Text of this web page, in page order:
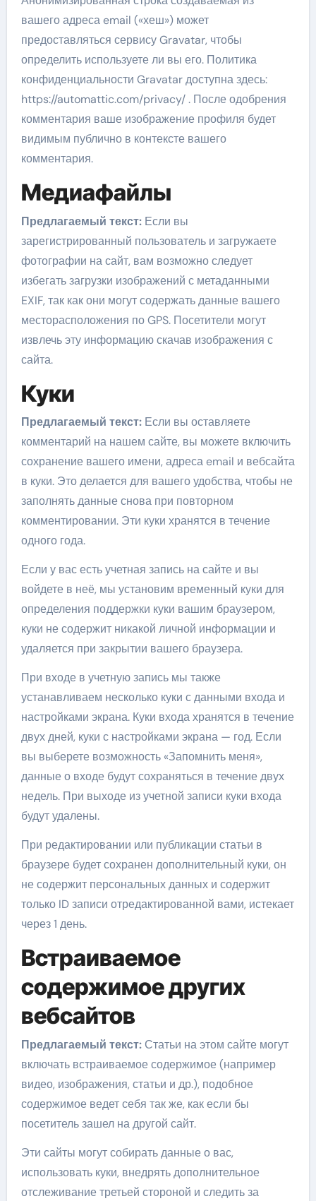
вашего адреса email («хеш») может
предоставляться сервису Gravatar, чтобы
определить используете ли вы его. Политика
конфиденциальности Gravatar доступна здесь:
https://automattic.com/privacy/ . После одобрения
комментария ваше изображение профиля будет
видимым публично в контексте вашего
комментария.
Медиафайлы
Предлагаемый текст: Если вы
зарегистрированный пользователь и загружаете
фотографии на сайт, вам возможно следует
избегать загрузки изображений с метаданными
EXIF, так как они могут содержать данные вашего
месторасположения по GPS. Посетители могут
извлечь эту информацию скачав изображения с
сайта.
Куки
Предлагаемый текст: Если вы оставляете
комментарий на нашем сайте, вы можете включить
сохранение вашего имени, адреса email и вебсайта
в куки. Это делается для вашего удобства, чтобы не
заполнять данные снова при повторном
комментировании. Эти куки хранятся в течение
одного года.
Если у вас есть учетная запись на сайте и вы
войдете в неё, мы установим временный куки для
определения поддержки куки вашим браузером,
куки не содержит никакой личной информации и
удаляется при закрытии вашего браузера.
При входе в учетную запись мы также
устанавливаем несколько куки с данными входа и
настройками экрана. Куки входа хранятся в течение
двух дней, куки с настройками экрана — год. Если
вы выберете возможность «Запомнить меня»,
данные о входе будут сохраняться в течение двух
недель. При выходе из учетной записи куки входа
будут удалены.
При редактировании или публикации статьи в
браузере будет сохранен дополнительный куки, он
не содержит персональных данных и содержит
только ID записи отредактированной вами, истекает
через 1 день.
Встраиваемое
содержимое других
вебсайтов
Предлагаемый текст: Статьи на этом сайте могут
включать встраиваемое содержимое (например
видео, изображения, статьи и др.), подобное
содержимое ведет себя так же, как если бы
посетитель зашел на другой сайт.
Эти сайты могут собирать данные о вас,
использовать куки, внедрять дополнительное
отслеживание третьей стороной и следить за